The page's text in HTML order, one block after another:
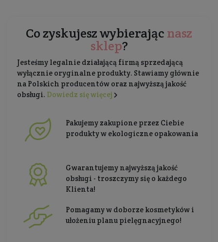
Co zyskujesz wybierając nasz
sklep?
Jesteśmy legalnie działającą firmą sprzedającą
wyłącznie oryginalne produkty. Stawiamy głównie
na Polskich producentów oraz najwyższą jakość
obsługi. Dowiedz się więcej
Pakujemy zakupione przez Ciebie
produkty w ekologiczne opakowania
Gwarantujemy najwyższą jakość
obsługi - troszczymy się o każdego
Klienta!
Pomagamy w doborze kosmetyków i
ułożeniu planu pielęgnacyjnego!